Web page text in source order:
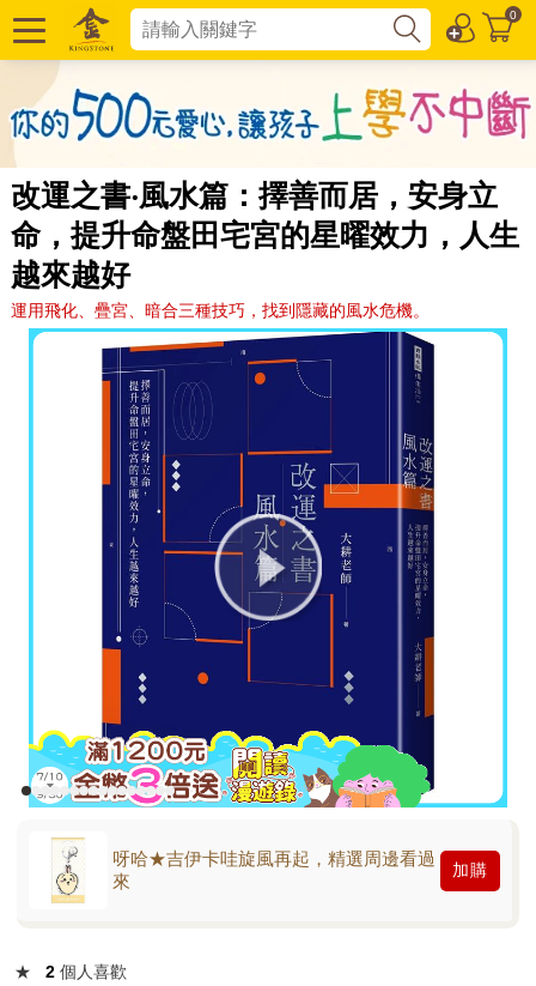
0
改運之書‧風水篇：擇善而居，安身立
命，提升命盤田宅宮的星曜效力，人生
越來越好
運用飛化、疊宮、暗合三種技巧，找到隱藏的風水危機。
呀哈★吉伊卡哇旋風再起，精選周邊看過
來
加購
★ 2 個人喜歡